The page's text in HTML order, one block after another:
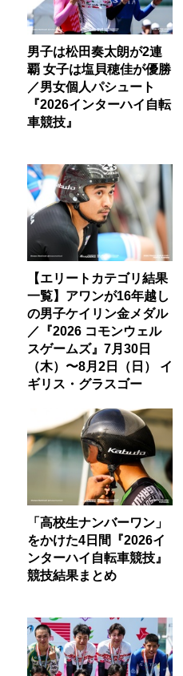
男子は松田奏太朗が2連
覇 女子は塩貝穂佳が優勝
／男女個人パシュート
『2026インターハイ自転
車競技』
【エリートカテゴリ結果
一覧】アワンが16年越し
の男子ケイリン金メダル
／『2026 コモンウェル
スゲームズ』7月30日
（木）〜8月2日（日） イ
ギリス・グラスゴー
「高校生ナンバーワン」
をかけた4日間『2026イ
ンターハイ自転車競技』
競技結果まとめ